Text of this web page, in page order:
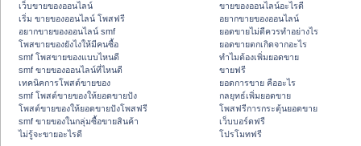
เว็บขายของออนไลน์
เริ่ม ขายของออนไลน์ โพสฟรี
อยากขายของออนไลน์ smf
โพสขายของยังไงให้มีคนซื้อ
smf โพสขายของแบบไหนดี
smf ขายของออนไลน์ที่ไหนดี
เทคนิคการโพสต์ขายของ
smf โพสต์ขายของให้ยอดขายปัง
โพสต์ขายของให้ยอดขายปังโพสฟรี
smf ขายของในกลุ่มซื้อขายสินค้า
ไม่รู้จะขายอะไรดี
ขายของออนไลน์อะไรดี
อยากขายของออนไลน์
ยอดขายไม่ดีควรทำอย่างไร
ยอดขายตกเกิดจากอะไร
ทำไมต้องเพิ่มยอดขาย
ขายฟรี
ยอดการขาย คืออะไร
กลยุทธ์เพิ่มยอดขาย
โพสฟรีการกระตุ้นยอดขาย
เว็บบอร์ดฟรี
โปรโมทฟรี